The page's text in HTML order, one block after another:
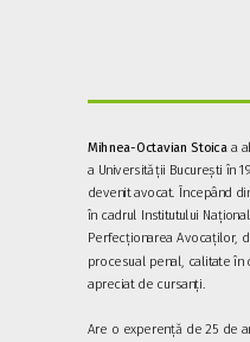
Mihnea-Octavian Stoica a
a Universității București în
devenit avocat. Începând
în cadrul Institutului
Perfecționarea Avocaților,
procesual penal, calitate în
apreciat de cursanți.
Are o experență de 25 de